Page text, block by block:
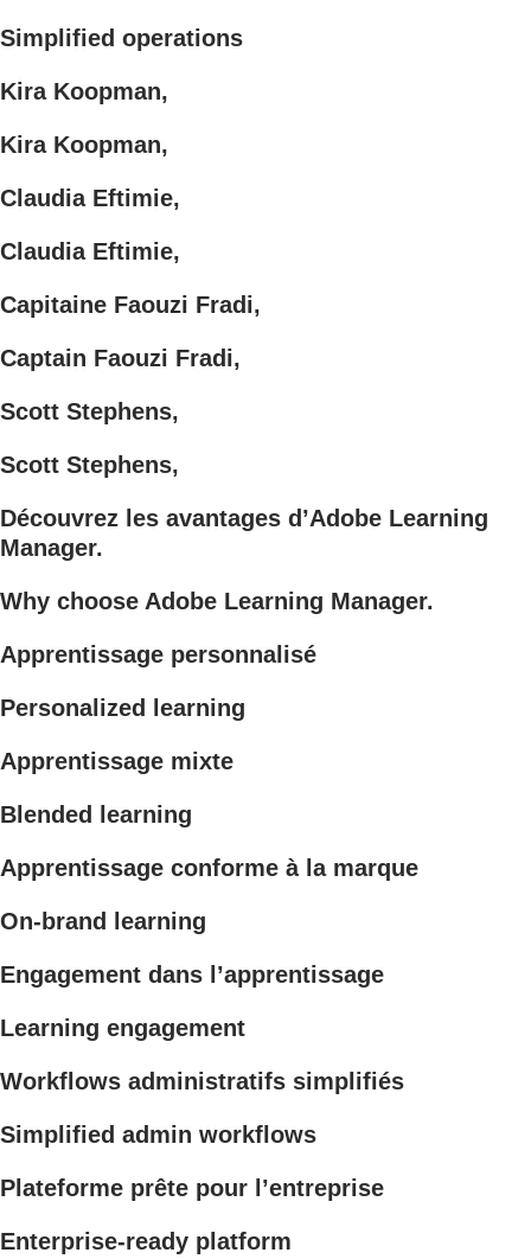
Simplified operations
Kira Koopman,
Kira Koopman,
Claudia Eftimie,
Claudia Eftimie,
Capitaine Faouzi Fradi,
Captain Faouzi Fradi,
Scott Stephens,
Scott Stephens,
Découvrez les avantages d’Adobe Learning
Manager.
Why choose Adobe Learning Manager.
Apprentissage personnalisé
Personalized learning
Apprentissage mixte
Blended learning
Apprentissage conforme à la marque
On-brand learning
Engagement dans l’apprentissage
Learning engagement
Workflows administratifs simplifiés
Simplified admin workflows
Plateforme prête pour l’entreprise
Enterprise-ready platform